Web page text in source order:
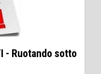
- Ruotando sotto